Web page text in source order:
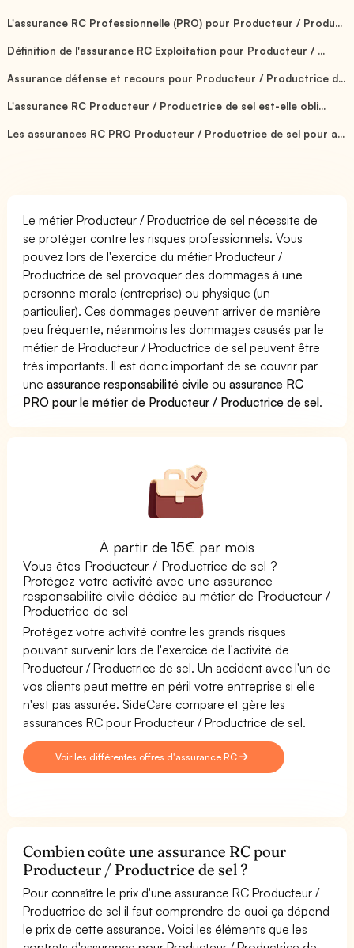
L'assurance RC Professionnelle (PRO) pour Producteur / Produ...
Définition de l'assurance RC Exploitation pour Producteur / ...
Assurance défense et recours pour Producteur / Productrice d...
L'assurance RC Producteur / Productrice de sel est-elle obli...
Les assurances RC PRO Producteur / Productrice de sel pour a...
Le métier Producteur / Productrice de sel nécessite de
se protéger contre les risques professionnels. Vous
pouvez lors de l'exercice du métier Producteur /
Productrice de sel provoquer des dommages à une
personne morale (entreprise) ou physique (un
particulier). Ces dommages peuvent arriver de manière
peu fréquente, néanmoins les dommages causés par le
métier de Producteur / Productrice de sel peuvent être
très importants. Il est donc important de se couvrir par
uneassurance responsabilité civile ouassurance RC
PRO pour le métier de Producteur / Productrice de sel.
À partir de 15€ par mois
Vous êtes Producteur / Productrice de sel ?
Protégez votre activité avec une assurance
responsabilité civile dédiée au métier de Producteur /
Productrice de sel
Protégez votre activité contre les grands risques
pouvant survenir lors de l'exercice de l'activité de
Producteur / Productrice de sel. Un accident avec l'un de
vos clients peut mettre en péril votre entreprise si elle
n'est pas assurée. SideCare compare et gère les
assurances RC pour Producteur / Productrice de sel.
Voir les différentes offres d'assurance RC
Combien coûte une assurance RC pour
Producteur / Productrice de sel ?
Pour connaître le prix d'une assurance RC Producteur /
Productrice de sel il faut comprendre de quoi ça dépend
le prix de cette assurance. Voici les éléments que les